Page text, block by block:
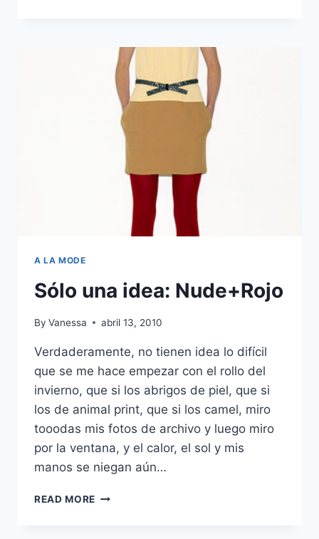
A LA MODE
Sólo una idea: Nude+Rojo
By Vanessa abril 13, 2010
Verdaderamente, no tienen idea lo difícil
que se me hace empezar con el rollo del
invierno, que si los abrigos de piel, que si
los de animal print, que si los camel, miro
tooodas mis fotos de archivo y luego miro
por la ventana, y el calor, el sol y mis
manos se niegan aún…
READ MORE SÓLO